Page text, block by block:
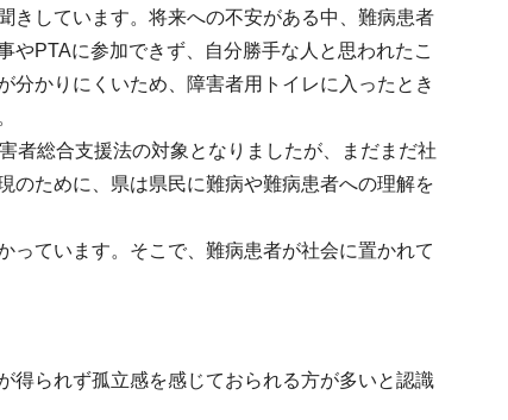
きしています。将来への不安がある中、難病患者
PTAに参加できず、自分勝手な人と思われたこ
分かりにくいため、障害者用トイレに入ったとき
者総合支援法の対象となりましたが、まだまだ社
のために、県は県民に難病や難病患者への理解を
っています。そこで、難病患者が社会に置かれて
得られず孤立感を感じておられる方が多いと認識